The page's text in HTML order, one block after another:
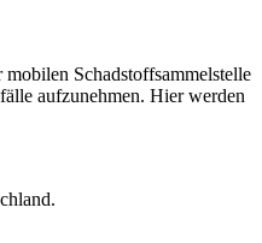
Schadstoffsammelstelle
aufzunehmen. Hier werden